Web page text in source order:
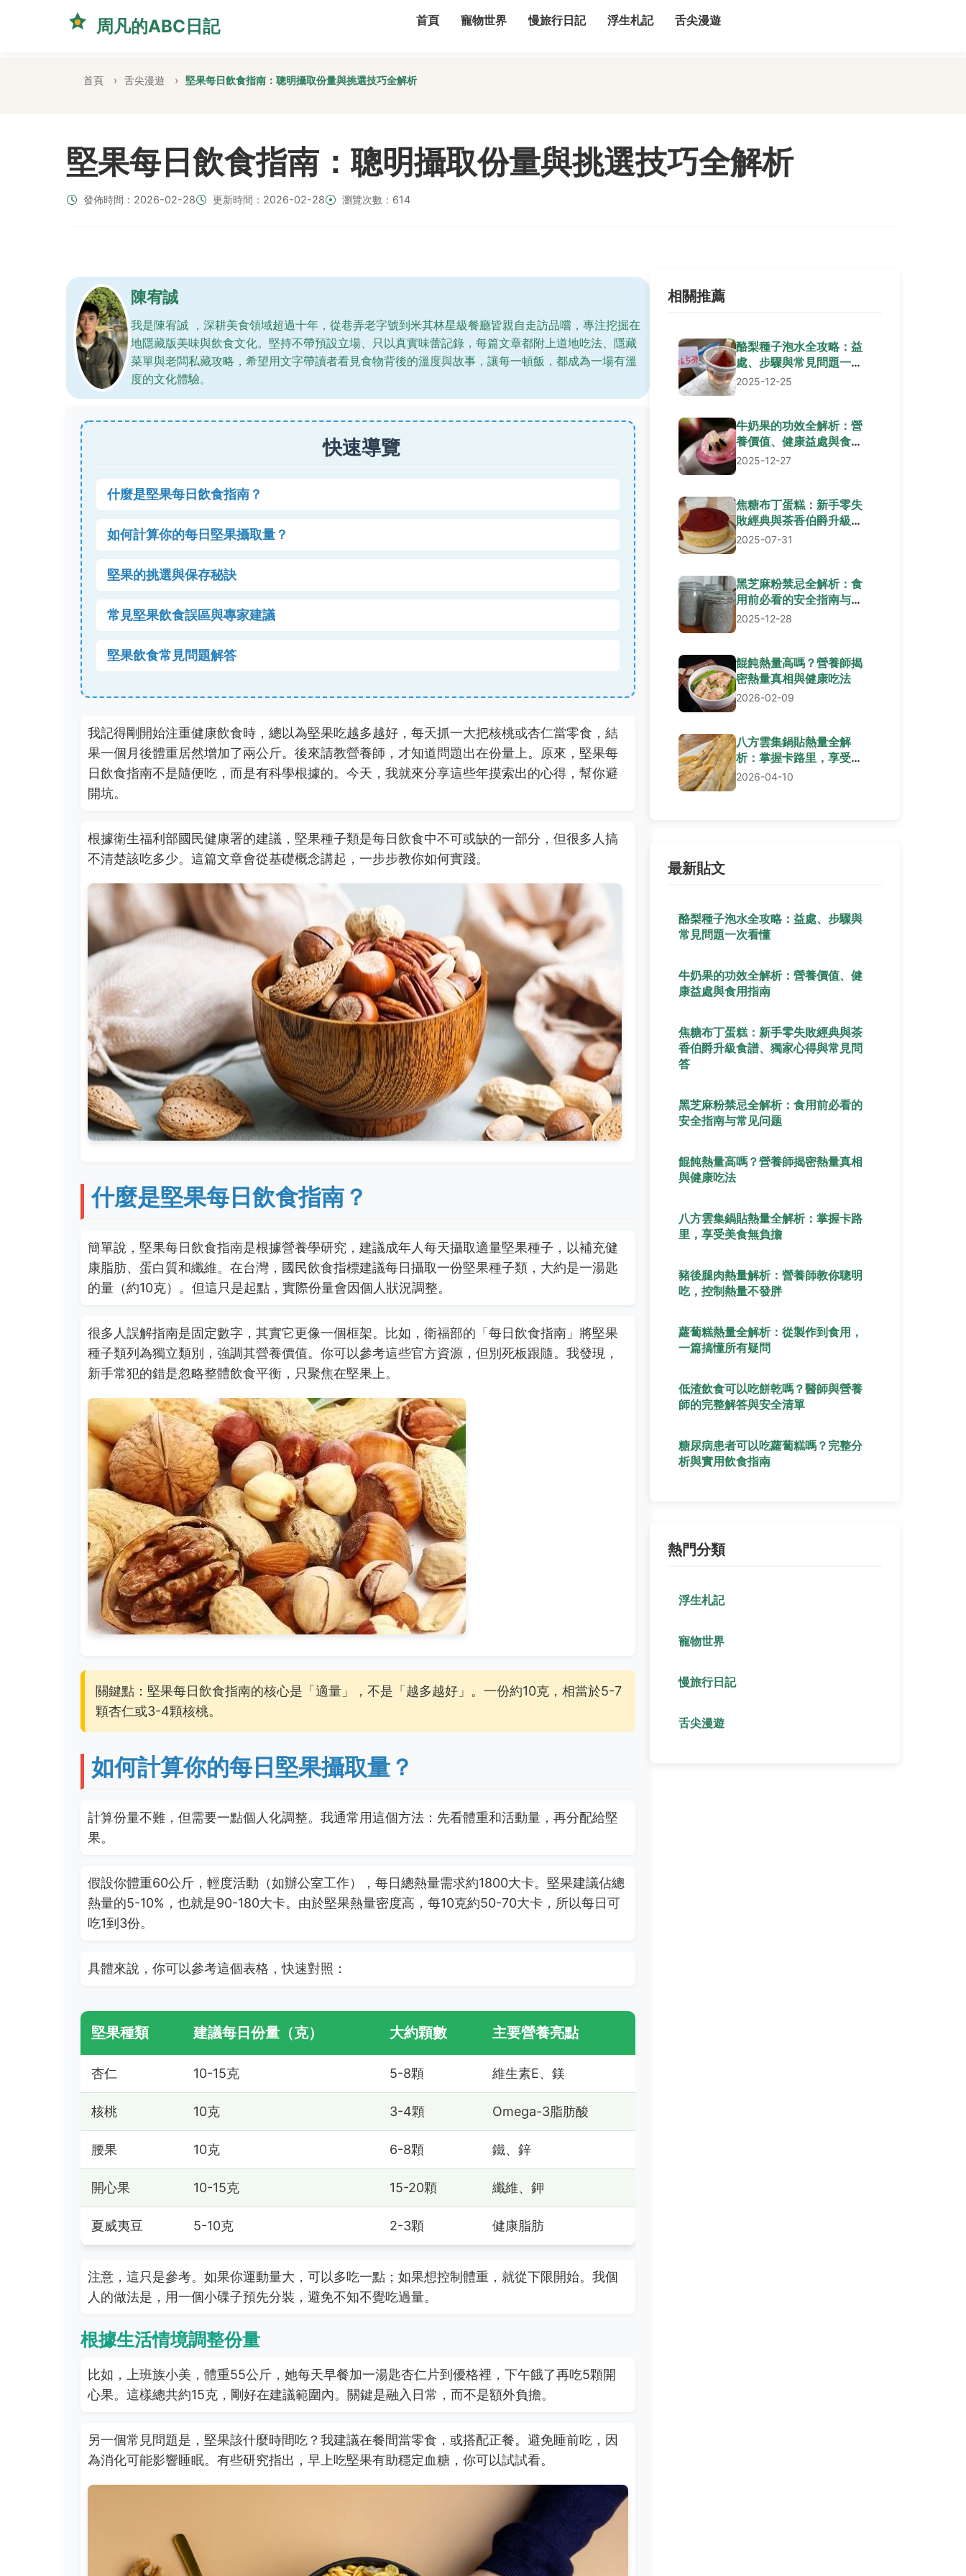
周凡的ABC日記 首頁 寵物世界 慢旅行日記 浮生札記 舌尖漫遊
首頁 舌尖漫遊 堅果每日飲食指南：聰明攝取份量與挑選技巧全解析
堅果每日飲食指南：聰明攝取份量與挑選技巧全解析
發佈時間：2026-02-28 更新時間：2026-02-28 瀏覽次數：614
陳宥誠
我是陳宥誠 ，深耕美食領域超過十年，從巷弄老字號到米其林星級餐廳皆親自走訪品嚐，專注挖掘在
地隱藏版美味與飲食文化。堅持不帶預設立場、只以真實味蕾記錄，每篇文章都附上道地吃法、隱藏
菜單與老闆私藏攻略，希望用文字帶讀者看見食物背後的溫度與故事，讓每一頓飯，都成為一場有溫
度的文化體驗。
快速導覽
什麼是堅果每日飲食指南？
如何計算你的每日堅果攝取量？
堅果的挑選與保存秘訣
常見堅果飲食誤區與專家建議
堅果飲食常見問題解答
我記得剛開始注重健康飲食時，總以為堅果吃越多越好，每天抓一大把核桃或杏仁當零食，結
果一個月後體重居然增加了兩公斤。後來請教營養師，才知道問題出在份量上。原來，堅果每
日飲食指南不是隨便吃，而是有科學根據的。今天，我就來分享這些年摸索出的心得，幫你避
開坑。
根據衛生福利部國民健康署的建議，堅果種子類是每日飲食中不可或缺的一部分，但很多人搞
不清楚該吃多少。這篇文章會從基礎概念講起，一步步教你如何實踐。
什麼是堅果每日飲食指南？
簡單說，堅果每日飲食指南是根據營養學研究，建議成年人每天攝取適量堅果種子，以補充健
康脂肪、蛋白質和纖維。在台灣，國民飲食指標建議每日攝取一份堅果種子類，大約是一湯匙
的量（約10克）。但這只是起點，實際份量會因個人狀況調整。
很多人誤解指南是固定數字，其實它更像一個框架。比如，衛福部的「每日飲食指南」將堅果
種子類列為獨立類別，強調其營養價值。你可以參考這些官方資源，但別死板跟隨。我發現，
新手常犯的錯是忽略整體飲食平衡，只聚焦在堅果上。
關鍵點：堅果每日飲食指南的核心是「適量」，不是「越多越好」。一份約10克，相當於5-7
顆杏仁或3-4顆核桃。
如何計算你的每日堅果攝取量？
計算份量不難，但需要一點個人化調整。我通常用這個方法：先看體重和活動量，再分配給堅
果。
假設你體重60公斤，輕度活動（如辦公室工作），每日總熱量需求約1800大卡。堅果建議佔總
熱量的5-10%，也就是90-180大卡。由於堅果熱量密度高，每10克約50-70大卡，所以每日可
吃1到3份。
具體來說，你可以參考這個表格，快速對照：
堅果種類 建議每日份量（克） 大約顆數 主要營養亮點
杏仁 10-15克 5-8顆 維生素E、鎂
核桃 10克 3-4顆 Omega-3脂肪酸
腰果 10克 6-8顆 鐵、鋅
開心果 10-15克 15-20顆 纖維、鉀
夏威夷豆 5-10克 2-3顆 健康脂肪
注意，這只是參考。如果你運動量大，可以多吃一點；如果想控制體重，就從下限開始。我個
人的做法是，用一個小碟子預先分裝，避免不知不覺吃過量。
根據生活情境調整份量
比如，上班族小美，體重55公斤，她每天早餐加一湯匙杏仁片到優格裡，下午餓了再吃5顆開
心果。這樣總共約15克，剛好在建議範圍內。關鍵是融入日常，而不是額外負擔。
另一個常見問題是，堅果該什麼時間吃？我建議在餐間當零食，或搭配正餐。避免睡前吃，因
為消化可能影響睡眠。有些研究指出，早上吃堅果有助穩定血糖，你可以試試看。
相關推薦
酪梨種子泡水全攻略：益
處、步驟與常見問題一次
看懂
2025-12-25
牛奶果的功效全解析：營
養價值、健康益處與食用
指南
2025-12-27
焦糖布丁蛋糕：新手零失
敗經典與茶香伯爵升級食
譜、獨家心得與常見問答
2025-07-31
黑芝麻粉禁忌全解析：食
用前必看的安全指南与常
见问题
2025-12-28
餛飩熱量高嗎？營養師揭
密熱量真相與健康吃法
2026-02-09
八方雲集鍋貼熱量全解
析：掌握卡路里，享受美
食無負擔
2026-04-10
最新貼文
酪梨種子泡水全攻略：益處、步驟與
常見問題一次看懂
牛奶果的功效全解析：營養價值、健
康益處與食用指南
焦糖布丁蛋糕：新手零失敗經典與茶
香伯爵升級食譜、獨家心得與常見問
答
黑芝麻粉禁忌全解析：食用前必看的
安全指南与常见问题
餛飩熱量高嗎？營養師揭密熱量真相
與健康吃法
八方雲集鍋貼熱量全解析：掌握卡路
里，享受美食無負擔
豬後腿肉熱量解析：營養師教你聰明
吃，控制熱量不發胖
蘿蔔糕熱量全解析：從製作到食用，
一篇搞懂所有疑問
低渣飲食可以吃餅乾嗎？醫師與營養
師的完整解答與安全清單
糖尿病患者可以吃蘿蔔糕嗎？完整分
析與實用飲食指南
熱門分類
浮生札記
寵物世界
慢旅行日記
舌尖漫遊